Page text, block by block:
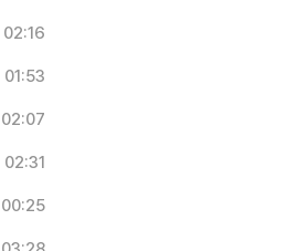
02:16
01:53
02:07
02:31
00:25